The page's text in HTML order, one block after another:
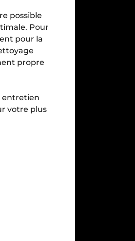
possible
Pour
pour la
propre
entretien
votre plus